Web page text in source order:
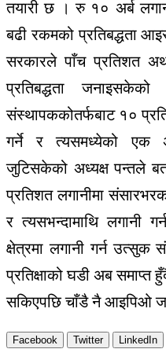
तयारी छ । रु १० अर्ब
बढी रकमको प्रतिबद्धता
सरकारले पाँच प्रतिशत
प्रतिबद्धता
संस्थापककोतर्फबाट १०
गर्ने र त्यसमध्येको एक
जुटिसकेको अध्यक्ष पन्तले
प्रतिशत लगानीमा
र त्यसभन्दामाथि लगानी
क्षेत्रमा लगानी गर्न उत्सुक
प्रतिक्षाको घडी अब समाप्त
सकिएपछि चाँडै नै आइपिओ
Facebook Twitter LinkedIn